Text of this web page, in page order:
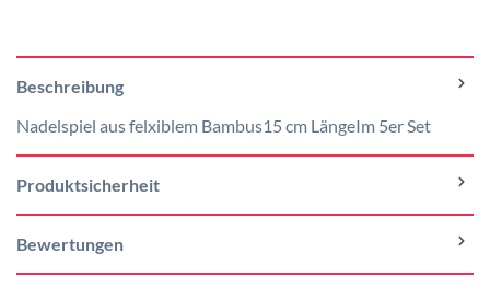
Beschreibung
Nadelspiel aus felxiblem Bambus15 cm LängeIm 5er Set
Produktsicherheit
Bewertungen